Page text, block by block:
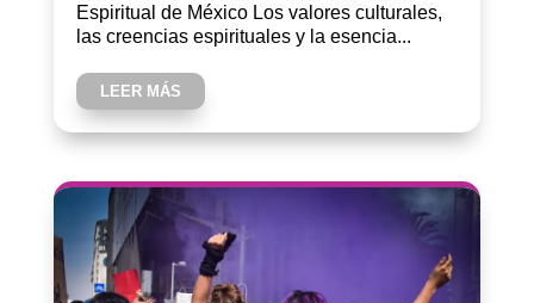
Espiritual de México Los valores culturales,
las creencias espirituales y la esencia...
LEER MÁS